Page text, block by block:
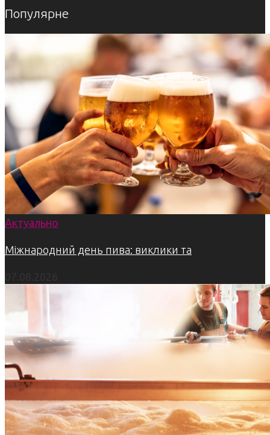
Популярне
Актуально
Міжнародний день пива: виклики та